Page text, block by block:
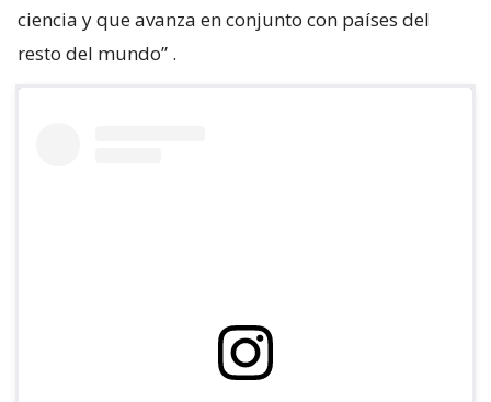
ciencia y que avanza en conjunto con países del
resto del mundo” .